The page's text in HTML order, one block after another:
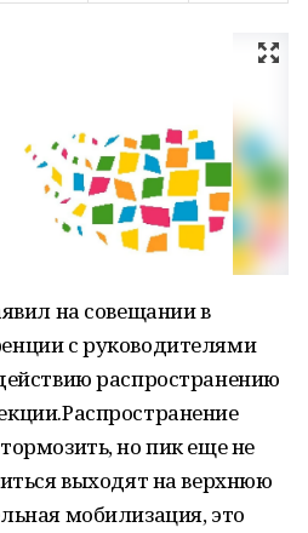
на совещании в
с руководителями
распространению
но пик еще не
выходят на верхнюю
мобилизация, это